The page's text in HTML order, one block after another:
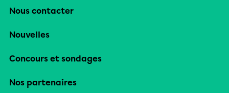
Nous contacter
Nouvelles
Concours et sondages
Nos partenaires